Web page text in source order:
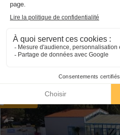
Pays De La Loire,Saint Michel Chef Chef
8.6 Excellent
Du 29 août au 5 sept., 7 nuits, à partir de